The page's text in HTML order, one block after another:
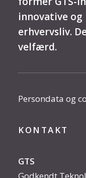
innovative
erhvervsliv.
velfærd.
Persondata og
KONTAKT
GTS